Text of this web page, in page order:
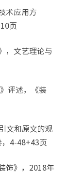
术应用方
页
，文艺理论与
评述，《装
文和原文的观
4-48+43页
饰》，2018年